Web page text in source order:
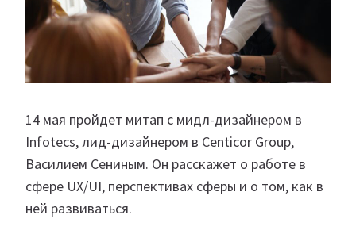
14 мая пройдет митап с мидл-дизайнером в
Infotecs, лид-дизайнером в Centicor Group,
Василием Сениным. Он расскажет о работе в
сфере UX/UI, перспективах сферы и о том, как в
ней развиваться.